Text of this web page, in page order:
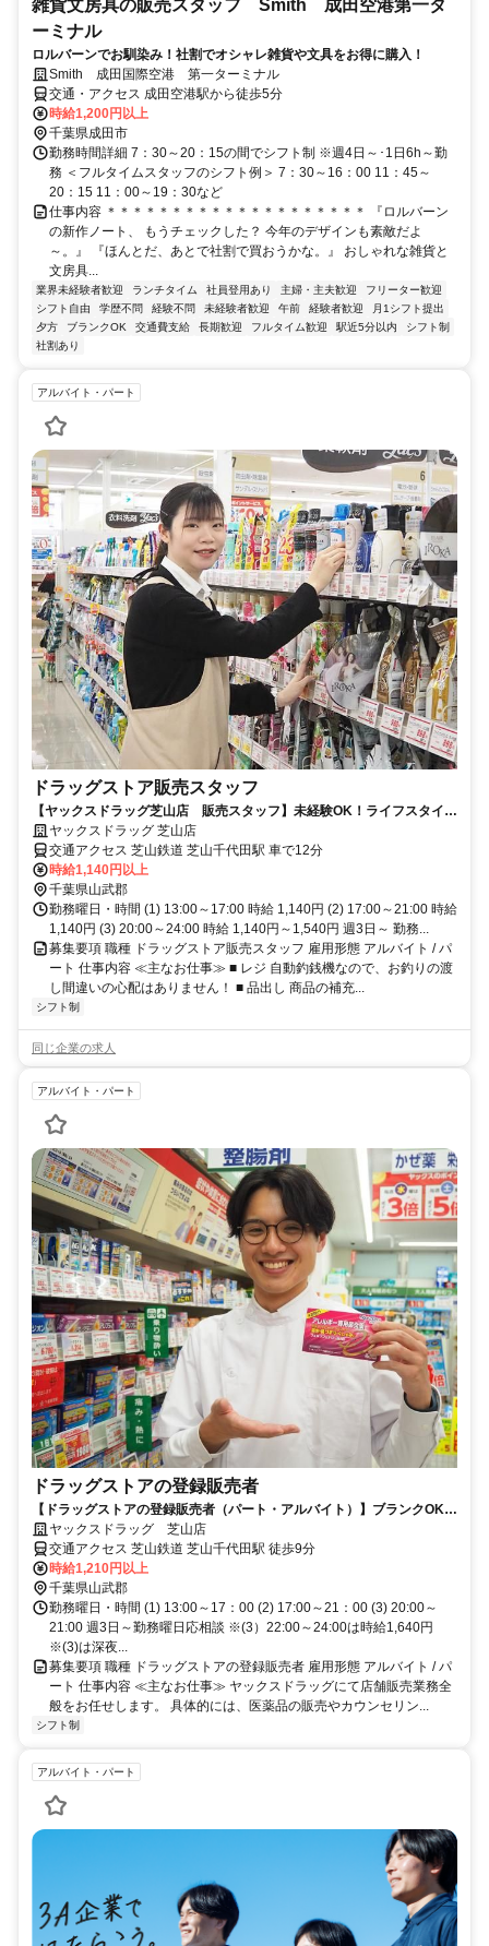
雑貨文房具の販売スタッフ Smith 成田空港第一タ
ーミナル
ロルバーンでお馴染み！社割でオシャレ雑貨や文具をお得に購入！
Smith 成田国際空港 第一ターミナル
交通・アクセス 成田空港駅から徒歩5分
時給1,200円以上
千葉県成田市
勤務時間詳細 7：30～20：15の間でシフト制 ※週4日～･1日6h～勤
務 ＜フルタイムスタッフのシフト例＞ 7：30～16：00 11：45～
20：15 11：00～19：30など
仕事内容 ＊＊＊＊＊＊＊＊＊＊＊＊＊＊＊＊＊＊＊＊ 『ロルバーン
の新作ノート、 もうチェックした？ 今年のデザインも素敵だよ
～。』 『ほんとだ、あとで社割で買おうかな。』 おしゃれな雑貨と
文房具...
業界未経験者歓迎 ランチタイム 社員登用あり 主婦・主夫歓迎
フリーター歓迎
シフト自由
学歴不問 経験不問 未経験者歓迎 午前 経験者歓迎
月1シフト提出
夕方
ブランクOK 交通費支給 長期歓迎 フルタイム歓迎 駅近5分以内
シフト制
社割あり
アルバイト・パート
ドラッグストア販売スタッフ
【ヤックスドラッグ芝山店 販売スタッフ】未経験OK！ライフスタイル
に合わせて働けます◎
ヤックスドラッグ 芝山店
交通アクセス 芝山鉄道 芝山千代田駅 車で12分
時給1,140円以上
千葉県山武郡
勤務曜日・時間 (1) 13:00～17:00 時給 1,140円 (2) 17:00～21:00 時給
1,140円 (3) 20:00～24:00 時給 1,140円～1,540円 週3日～ 勤務...
募集要項 職種 ドラッグストア販売スタッフ 雇用形態 アルバイト / パ
ート 仕事内容 ≪主なお仕事≫ ■ レジ 自動釣銭機なので、お釣りの渡
し間違いの心配はありません！ ■ 品出し 商品の補充...
シフト制
同じ企業の求人
アルバイト・パート
ドラッグストアの登録販売者
【ドラッグストアの登録販売者（パート・アルバイト）】ブランクOK！
ヤックスドラッグ 芝山店！
ヤックスドラッグ 芝山店
交通アクセス 芝山鉄道 芝山千代田駅 徒歩9分
時給1,210円以上
千葉県山武郡
勤務曜日・時間 (1) 13:00～17：00 (2) 17:00～21：00 (3) 20:00～
21:00 週3日～勤務曜日応相談 ※(3）22:00～24:00は時給1,640円
※(3)は深夜...
募集要項 職種 ドラッグストアの登録販売者 雇用形態 アルバイト / パ
ート 仕事内容 ≪主なお仕事≫ ヤックスドラッグにて店舗販売業務全
般をお任せします。 具体的には、医薬品の販売やカウンセリン...
シフト制
アルバイト・パート